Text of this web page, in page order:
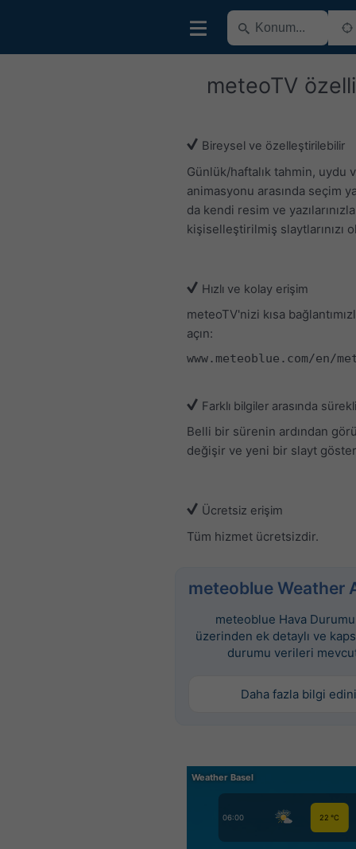
meteoTV
Bireysel ve özelleştirilebilir
Günlük/haftalık tahmin, uydu
animasyonu arasında seçim
da kendi resim ve yazılarınızla
kişiselleştirilmiş slaytlarınızı
Hızlı ve kolay erişim
meteoTV'nizi kısa
açın:
www.meteoblue.com/en/
Farklı bilgiler arasında
Belli bir sürenin ardından
değişir ve yeni bir slayt
Ücretsiz erişim
Tüm hizmet ücretsizdir.
meteoblue Weather
meteoblue Hava
üzerinden ek detaylı ve
durumu verileri
Daha fazla bilgi